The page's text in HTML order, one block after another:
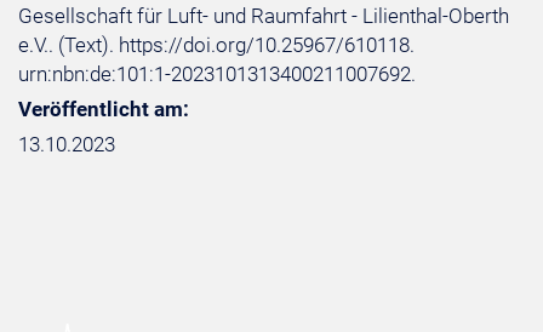
Gesellschaft für Luft- und Raumfahrt - Lilienthal-Oberth
e.V.. (Text). https://doi.org/10.25967/610118.
urn:nbn:de:101:1-2023101313400211007692.
Veröffentlicht am:
13.10.2023